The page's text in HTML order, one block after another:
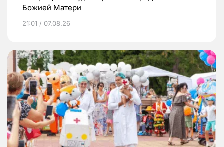
Божией Матери
21:01 / 07.08.26